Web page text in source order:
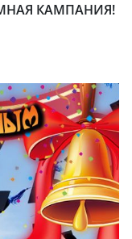
КАМПАНИЯ!